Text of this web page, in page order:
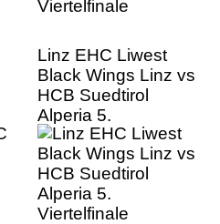
Linz EHC Liwest
Black Wings Linz vs
HCB Suedtirol
Alperia 5.
Viertelfinale